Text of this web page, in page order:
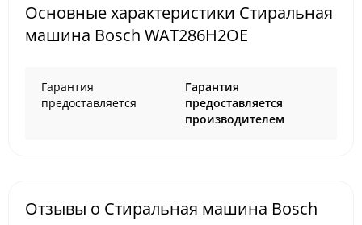
Основные характеристики Стиральная
машина Bosch WAT286H2OE
Гарантия
предоставляется
Гарантия
предоставляется
производителем
Отзывы о Стиральная машина Bosch